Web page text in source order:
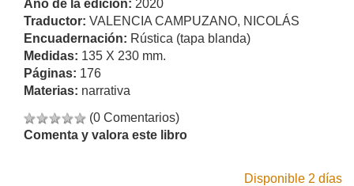
Año de la edición: 2020
Traductor: VALENCIA CAMPUZANO, NICOLÁS
Encuadernación: Rústica (tapa blanda)
Medidas: 135 X 230 mm.
Páginas: 176
Materias: narrativa
(0 Comentarios)
Comenta y valora este libro
Disponible 2 días